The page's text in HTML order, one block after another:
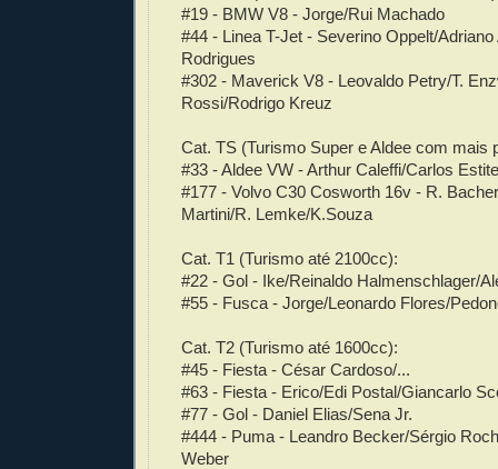
#19 - BMW V8 - Jorge/Rui Machado
#44 - Linea T-Jet - Severino Oppelt/
Rodrigues
#302 - Maverick V8 - Leovaldo Petry/T.
Rossi/Rodrigo Kreuz
Cat. TS (Turismo Super e Aldee com mais
#33 - Aldee VW - Arthur Caleffi/Carlos
#177 - Volvo C30 Cosworth 16v - R.
Martini/R. Lemke/K.Souza
Cat. T1 (Turismo até 2100cc):
#22 - Gol - Ike/Reinaldo Halmenschlager/
#55 - Fusca - Jorge/Leonardo Flores/
Cat. T2 (Turismo até 1600cc):
#45 - Fiesta - César Cardoso/...
#63 - Fiesta - Erico/Edi Postal/Giancarlo
#77 - Gol - Daniel Elias/Sena Jr.
#444 - Puma - Leandro Becker/Sérgio
Weber